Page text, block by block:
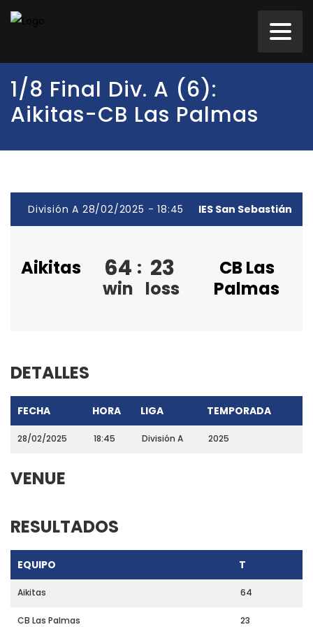
1/8 Final Div. A (6):
Aikitas-CB Las Palmas
División A 28/02/2025 - 18:45 IES San Sebastián
Aikitas 64
win
: 23
loss
CB Las
Palmas
DETALLES
FECHA HORA LIGA TEMPORADA
28/02/2025 18:45 División A 2025
VENUE
RESULTADOS
EQUIPO T
Aikitas 64
CB Las Palmas 23